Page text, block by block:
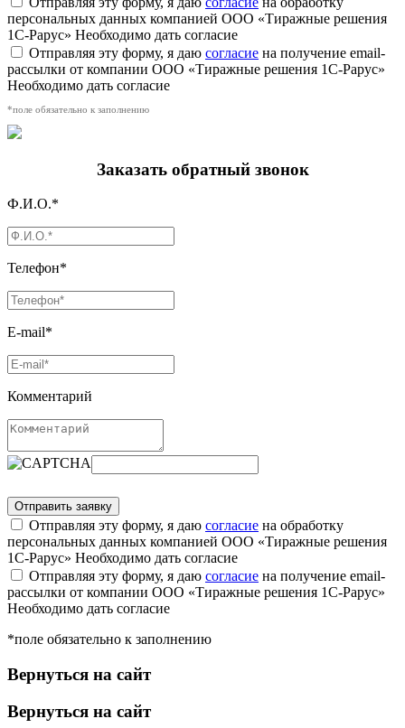
персональных данных компанией ООО «Тиражные решения
1С-Рарус» Необходимо дать согласие
Отправляя эту форму, я даю согласие на получение email-
рассылки от компании ООО «Тиражные решения 1С-Рарус»
Необходимо дать согласие
*поле обязательно к заполнению
Заказать обратный звонок
Ф.И.О.*
Телефон*
E-mail*
Комментарий
Отправляя эту форму, я даю согласие на обработку
персональных данных компанией ООО «Тиражные решения
1С-Рарус» Необходимо дать согласие
Отправляя эту форму, я даю согласие на получение email-
рассылки от компании ООО «Тиражные решения 1С-Рарус»
Необходимо дать согласие
*поле обязательно к заполнению
Вернуться на сайт
Вернуться на сайт